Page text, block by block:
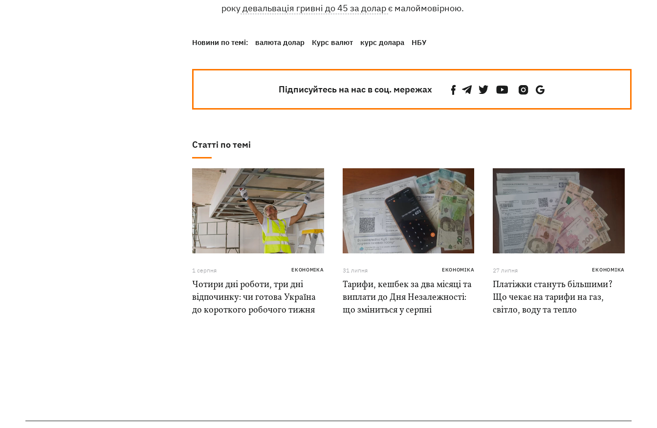
рокудевальвація гривні до 45 за доларє малоймовірною.
Новини по темі: валюта долар Курс валют курс долара НБУ
Підписуйтесь на нас в соц. мережах
Статті по темі
1 серпня ЕКОНОМІКА
Чотири дні роботи, три дні
відпочинку: чи готова Україна
до короткого робочого тижня
31 липня ЕКОНОМІКА
Тарифи, кешбек за два місяці та
виплати до Дня Незалежності:
що зміниться у серпні
27 липня ЕКОНОМІКА
Платіжки стануть більшими?
Що чекає на тарифи на газ,
світло, воду та тепло